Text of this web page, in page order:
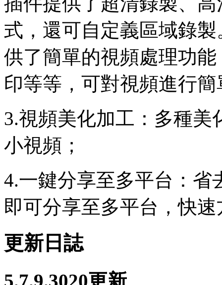
式，還可自定義區域錄
供了簡單的視頻處理功
印等等，可對視頻進行
3.視頻美化加工：多種
小視頻；
4.一鍵分享至多平台：省
即可分享至多平台，快
更新日誌
5.7.9.3020更新